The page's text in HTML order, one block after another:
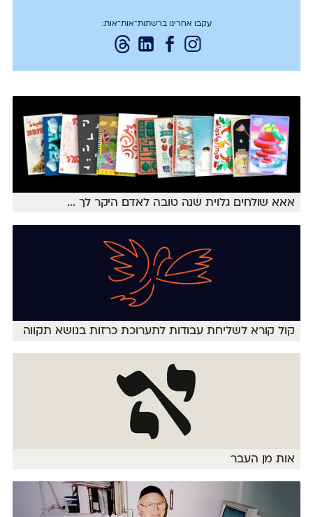
עקבו אחרינו ברשתות־אות־אות:
אאא שולחים גלוית שנה טובה לאדם היקר לך ...
קול קורא לשליחת עבודות לתערוכת כרזות בנושא תקווה
אות מן העבר